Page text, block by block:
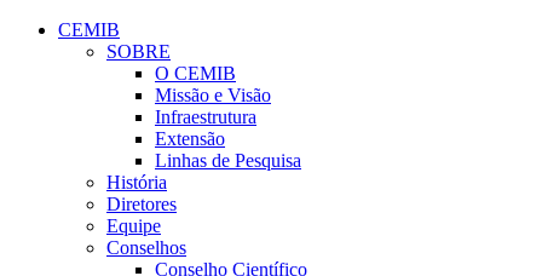
Conteúdo principal
CEMIB
SOBRE
O CEMIB
Missão e Visão
Infraestrutura
Extensão
Linhas de Pesquisa
História
Diretores
Equipe
Conselhos
Conselho Científico